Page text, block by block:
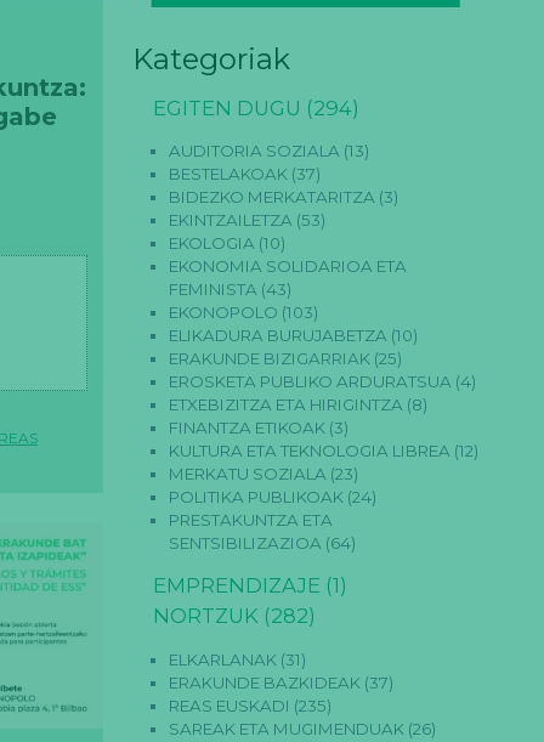
REAS
Kategoriak
EGITEN DUGU (294)
AUDITORIA SOZIALA (13)
BESTELAKOAK (37)
BIDEZKO MERKATARITZA (3)
EKINTZAILETZA (53)
EKOLOGIA (10)
EKONOMIA SOLIDARIOA ETA
FEMINISTA (43)
EKONOPOLO (103)
ELIKADURA BURUJABETZA (10)
ERAKUNDE BIZIGARRIAK (25)
EROSKETA PUBLIKO ARDURATSUA (4)
ETXEBIZITZA ETA HIRIGINTZA (8)
FINANTZA ETIKOAK (3)
KULTURA ETA TEKNOLOGIA LIBREA (12)
MERKATU SOZIALA (23)
POLITIKA PUBLIKOAK (24)
PRESTAKUNTZA ETA
SENTSIBILIZAZIOA (64)
EMPRENDIZAJE(1)
NORTZUK(282)
ELKARLANAK (31)
ERAKUNDE BAZKIDEAK (37)
REAS EUSKADI (235)
SAREAK ETA MUGIMENDUAK (26)